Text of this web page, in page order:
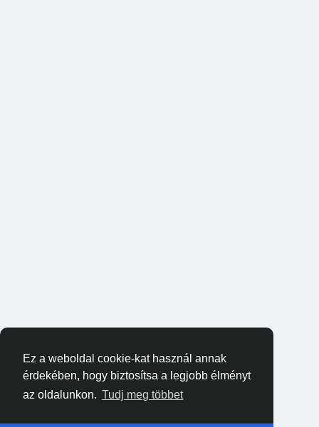
Ez a weboldal cookie-kat használ annak
érdekében, hogy biztosítsa a legjobb élményt
az oldalunkon. Tudj meg többet